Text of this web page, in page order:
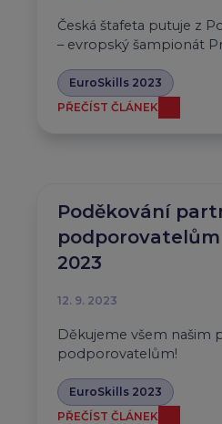
Česká štafeta putuje z
– evropský šampionát
EuroSkills 2023
PŘEČÍST ČLÁNEK
Poděkování
2023
12. 9. 2023
Děkujeme všem našim
podporovatelům!
EuroSkills 2023
PŘEČÍST ČLÁNEK